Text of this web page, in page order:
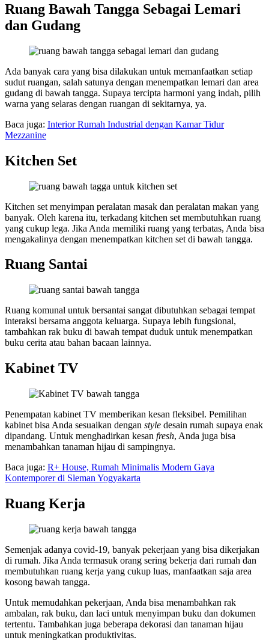
Ruang Bawah Tangga Sebagai Lemari
dan Gudang
Ada banyak cara yang bisa dilakukan untuk memanfaatkan setiap
sudut ruangan, salah satunya dengan menempatkan lemari dan area
gudang di bawah tangga. Supaya tercipta harmoni yang indah, pilih
warna yang selaras dengan ruangan di sekitarnya, ya.
Baca juga: Interior Rumah Industrial dengan Kamar Tidur
Mezzanine
Kitchen Set
Kitchen set menyimpan peralatan masak dan peralatan makan yang
banyak. Oleh karena itu, terkadang kitchen set membutuhkan ruang
yang cukup lega. Jika Anda memiliki ruang yang terbatas, Anda bisa
mengakalinya dengan menempatkan kitchen set di bawah tangga.
Ruang Santai
Ruang komunal untuk bersantai sangat dibutuhkan sebagai tempat
interaksi bersama anggota keluarga. Supaya lebih fungsional,
tambahkan rak buku di bawah tempat duduk untuk menempatkan
buku cerita atau bahan bacaan lainnya.
Kabinet TV
Penempatan kabinet TV memberikan kesan fleksibel. Pemilihan
kabinet bisa Anda sesuaikan dengan style desain rumah supaya enak
dipandang. Untuk menghadirkan kesan fresh, Anda juga bisa
menambahkan tanaman hijau di sampingnya.
Baca juga: R+ House, Rumah Minimalis Modern Gaya
Kontemporer di Sleman Yogyakarta
Ruang Kerja
Semenjak adanya covid-19, banyak pekerjaan yang bisa dikerjakan
di rumah. Jika Anda termasuk orang sering bekerja dari rumah dan
membutuhkan ruang kerja yang cukup luas, manfaatkan saja area
kosong bawah tangga.
Untuk memudahkan pekerjaan, Anda bisa menambahkan rak
ambalan, rak buku, dan laci untuk menyimpan buku dan dokumen
tertentu. Tambahkan juga beberapa dekorasi dan tanaman hijau
untuk meningkatkan produktivitas.